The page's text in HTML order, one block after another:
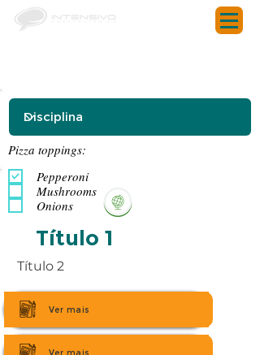
Pizza toppings:
Pepperoni
Mushrooms
Onions
Título 1
Título 2
Ver mais
Ver mais